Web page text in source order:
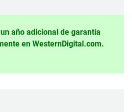
año adicional de garantía
en WesternDigital.com.